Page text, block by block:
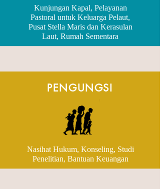
Kunjungan Kapal, Pelayanan
Pastoral untuk Keluarga Pelaut,
Pusat Stella Maris dan Kerasulan
Laut, Rumah Sementara
PENGUNGSI
Nasihat Hukum, Konseling, Studi
Penelitian, Bantuan Keuangan